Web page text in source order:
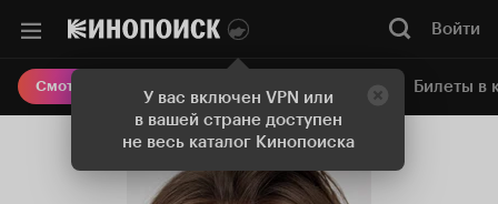
У вас включен VPN или
в вашей стране доступен
не весь каталог Кинопоиска
Войти
Смотреть кино Онлайн-кинотеатр Билеты в